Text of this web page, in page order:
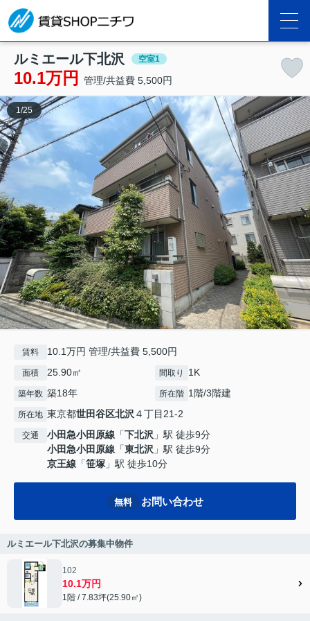
ルミエール下北沢 空室1
10.1万円 管理/共益費 5,500円
1 /25
賃料 10.1万円 管理/共益費 5,500円
面積 25.90㎡ 間取り 1K
築年数 築18年 所在階 1階/3階建
所在地 東京都世田谷区北沢 ４丁目21-2
交通 小田急小田原線 「下北沢 」駅 徒歩9分
小田急小田原線 「東北沢 」駅 徒歩9分
京王線 「笹塚 」駅 徒歩10分
無料 お問い合わせ
ルミエール下北沢の募集中物件
102
10.1万円
1階 / 7.83坪(25.90㎡)